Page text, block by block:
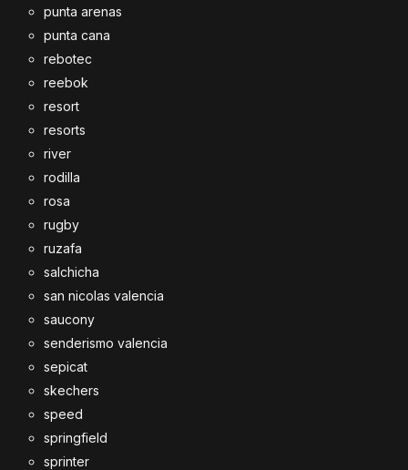
punta arenas
punta cana
rebotec
reebok
resort
resorts
river
rodilla
rosa
rugby
ruzafa
salchicha
san nicolas valencia
saucony
senderismo valencia
sepicat
skechers
speed
springfield
sprinter